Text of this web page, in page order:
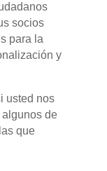
socios
para la
y
usted nos
de
que